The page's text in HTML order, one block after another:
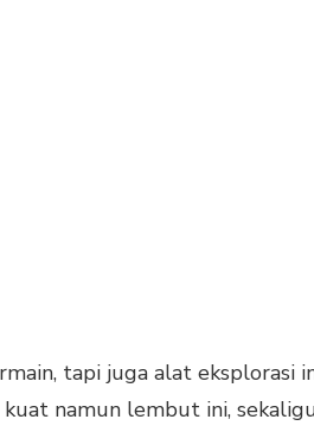
tapi juga alat eksplorasi
namun lembut ini,